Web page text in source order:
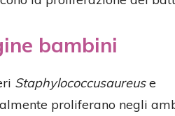
bambini
Staphylococcusaureuse
proliferano negli